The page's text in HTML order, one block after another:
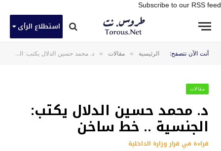
Subscribe to our RSS feed
استطلاع الرأى
أنت الآن تتصفح: الرئيسية » مقالات » د. محمد حسين الدلال يكتب: الجنسية .. خط ساخن
مقالات
د. محمد حسين الدلال يكتب:
الجنسية .. خط ساخن
قراءة في قرار وزارة الداخلية